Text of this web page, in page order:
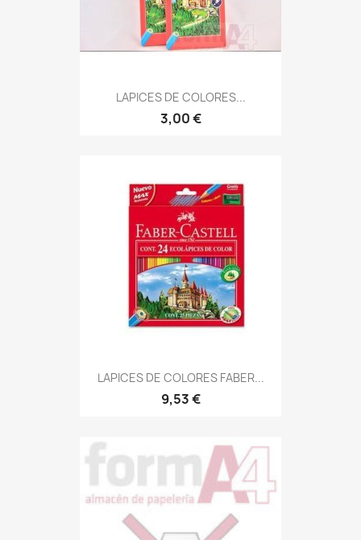
LAPICES DE COLORES...
3,00 €
LAPICES DE COLORES FABER...
9,53 €